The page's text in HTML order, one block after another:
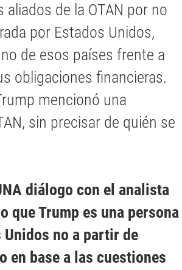
de la OTAN por no
por Estados Unidos,
de esos países frente a
obligaciones financieras.
mencionó una
sin precisar de quién se
diálogo con el analista
que Trump es una persona
no a partir de
en base a las cuestiones